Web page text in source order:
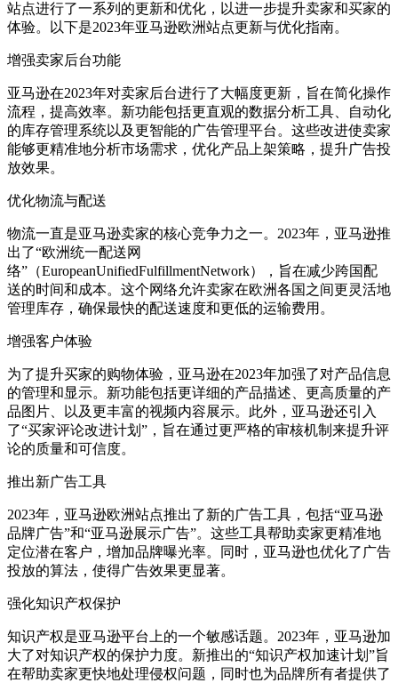
站点进行了一系列的更新和优化，以进一步提升卖家和买家的
体验。以下是2023年亚马逊欧洲站点更新与优化指南。
增强卖家后台功能
亚马逊在2023年对卖家后台进行了大幅度更新，旨在简化操作
流程，提高效率。新功能包括更直观的数据分析工具、自动化
的库存管理系统以及更智能的广告管理平台。这些改进使卖家
能够更精准地分析市场需求，优化产品上架策略，提升广告投
放效果。
优化物流与配送
物流一直是亚马逊卖家的核心竞争力之一。2023年，亚马逊推
出了“欧洲统一配送网
络”（EuropeanUnifiedFulfillmentNetwork），旨在减少跨国配
送的时间和成本。这个网络允许卖家在欧洲各国之间更灵活地
管理库存，确保最快的配送速度和更低的运输费用。
增强客户体验
为了提升买家的购物体验，亚马逊在2023年加强了对产品信息
的管理和显示。新功能包括更详细的产品描述、更高质量的产
品图片、以及更丰富的视频内容展示。此外，亚马逊还引入
了“买家评论改进计划”，旨在通过更严格的审核机制来提升评
论的质量和可信度。
推出新广告工具
2023年，亚马逊欧洲站点推出了新的广告工具，包括“亚马逊
品牌广告”和“亚马逊展示广告”。这些工具帮助卖家更精准地
定位潜在客户，增加品牌曝光率。同时，亚马逊也优化了广告
投放的算法，使得广告效果更显著。
强化知识产权保护
知识产权是亚马逊平台上的一个敏感话题。2023年，亚马逊加
大了对知识产权的保护力度。新推出的“知识产权加速计划”旨
在帮助卖家更快地处理侵权问题，同时也为品牌所有者提供了